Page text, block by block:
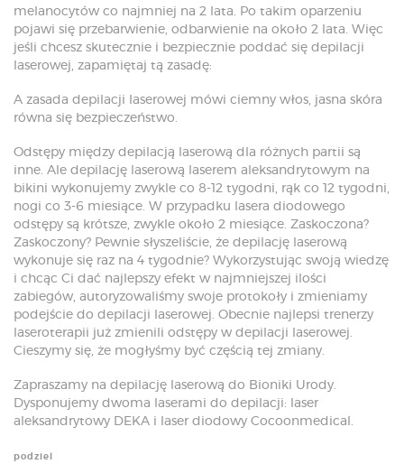
melanocytów co najmniej na 2 lata. Po takim oparzeniu
pojawi się przebarwienie, odbarwienie na około 2 lata. Więc
jeśli chcesz skutecznie i bezpiecznie poddać się depilacji
laserowej, zapamiętaj tą zasadę:
A zasada depilacji laserowej mówi ciemny włos, jasna skóra
równa się bezpieczeństwo.
Odstępy między depilacją laserową dla różnych partii są
inne. Ale depilację laserową laserem aleksandrytowym na
bikini wykonujemy zwykle co 8-12 tygodni, rąk co 12 tygodni,
nogi co 3-6 miesiące. W przypadku lasera diodowego
odstępy są krótsze, zwykle około 2 miesiące. Zaskoczona?
Zaskoczony? Pewnie słyszeliście, że depilację laserową
wykonuje się raz na 4 tygodnie? Wykorzystując swoją wiedzę
i chcąc Ci dać najlepszy efekt w najmniejszej ilości
zabiegów, autoryzowaliśmy swoje protokoły i zmieniamy
podejście do depilacji laserowej. Obecnie najlepsi trenerzy
laseroterapii już zmienili odstępy w depilacji laserowej.
Cieszymy się, że mogłyśmy być częścią tej zmiany.
Zapraszamy na depilację laserową do Bioniki Urody.
Dysponujemy dwoma laserami do depilacji: laser
aleksandrytowy DEKA i laser diodowy Cocoonmedical.
podziel